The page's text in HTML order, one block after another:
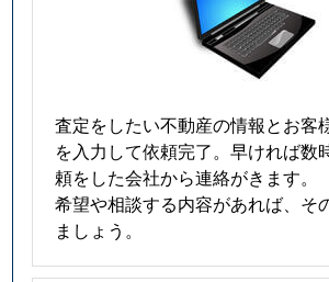
査定をしたい不動産の情報とお客
を入力して依頼完了。早ければ数
頼をした会社から連絡がきます。
希望や相談する内容があれば、そ
ましょう。